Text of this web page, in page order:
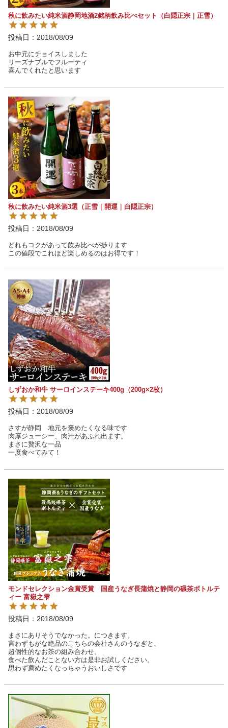
秋に飲みたい純米酒静岡地酒2銘柄飲み比べセット（白隠正宗｜正雪）
投稿日 2018/08/09
お中元にチョイスしました
リーズナブルでフルーティ
喜んでくれたと思います
秋に飲みたい純米酒3選（正雪｜開運｜白隠正宗）
投稿日 2018/08/09
どれもコクがあって飲み比べが捗ります
この値段でこれほど楽しめるのはお得です！
しずおか和牛 サーロインステーキ400g（200g×2枚）
投稿日 2018/08/09
さすが静岡　地元を褒めたくなる味です
肉厚ジューシー、肉汁があふれ出ます。
まさに贅沢な一品
一度食べてみて！
モンドセレクション金賞受賞 国産うなぎ長蒲焼と静岡の碾茶ボトルテ
ィー 富嶽之雫
投稿日 2018/08/09
まさにありそうでなかった。につきます。
言わずもがな絶品のこちらの会社さんのうなぎと、
超個性的なお茶の組み合わせ。
食べた飲んだことない方は是非お試しください。
思わず薦めたくなっちゃうおいしさです